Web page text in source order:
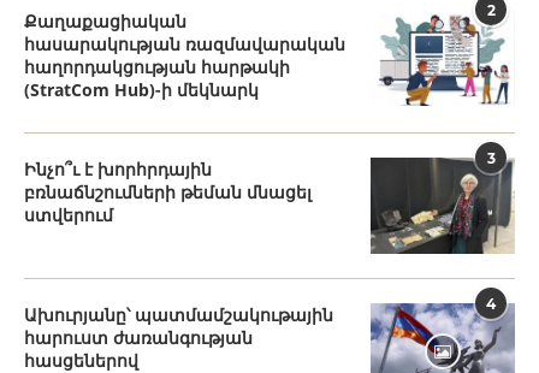
2
Քաղաքացիական
հասարակության ռազմավարական
հաղորդակցության հարթակի
(StratCom Hub)-ի մեկնարկ
3
Ինչո՞ւ է խորհրդային
բռնաճնշումների թեման մնացել
ստվերում
4
Ախուրյանը՝ պատմամշակութային
հարուստ ժառանգության
հասցեներով